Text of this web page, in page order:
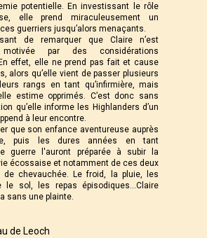
potentielle. En investissant le rôle
elle prend miraculeusement un
guerriers jusqu’alors menaçants.
de remarquer que Claire n’est
motivée par des considérations
effet, elle ne prend pas fait et cause
alors qu’elle vient de passer plusieurs
rangs en tant qu’infirmière, mais
estime opprimés. C’est donc sans
qu’elle informe les Highlanders d’un
à leur encontre.
que son enfance aventureuse auprès
puis les dures années en tant
guerre l'auront préparée à subir la
écossaise et notamment de ces deux
de chevauchée. Le froid, la pluie, les
le sol, les repas épisodiques…Claire
sans une plainte.
de Leoch